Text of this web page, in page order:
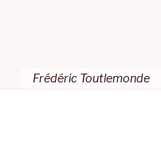
Frédéric Toutlemonde